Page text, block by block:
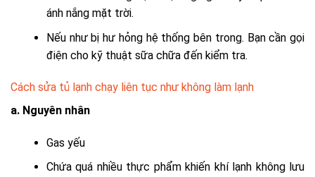
ánh nắng mặt trời.
Nếu như bị hư hỏng hệ thống bên trong. Bạn cần gọi
điện cho kỹ thuật sữa chữa đến kiểm tra.
Cách sửa tủ lạnh chạy liên tục như không làm lạnh
a. Nguyên nhân
Gas yếu
Chứa quá nhiều thực phẩm khiến khí lạnh không lưu